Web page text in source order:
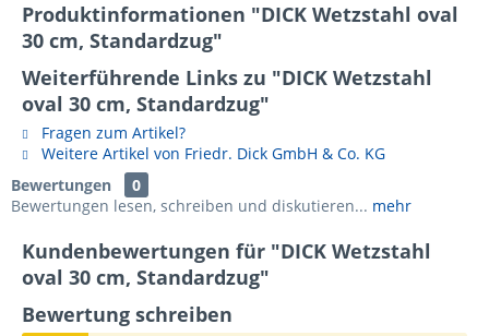
Produktinformationen "DICK Wetzstahl oval
30 cm, Standardzug"
Weiterführende Links zu "DICK Wetzstahl
oval 30 cm, Standardzug"
Fragen zum Artikel?
Weitere Artikel von Friedr. Dick GmbH & Co. KG
Bewertungen
0
Bewertungen lesen, schreiben und diskutieren... mehr
Kundenbewertungen für "DICK Wetzstahl
oval 30 cm, Standardzug"
Bewertung schreiben